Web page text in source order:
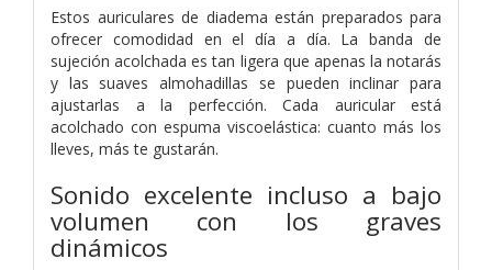
Estos auriculares de diadema están preparados para
ofrecer comodidad en el día a día. La banda de
sujeción acolchada es tan ligera que apenas la notarás
y las suaves almohadillas se pueden inclinar para
ajustarlas a la perfección. Cada auricular está
acolchado con espuma viscoelástica: cuanto más los
lleves, más te gustarán.
Sonido excelente incluso a bajo
volumen con los graves
dinámicos